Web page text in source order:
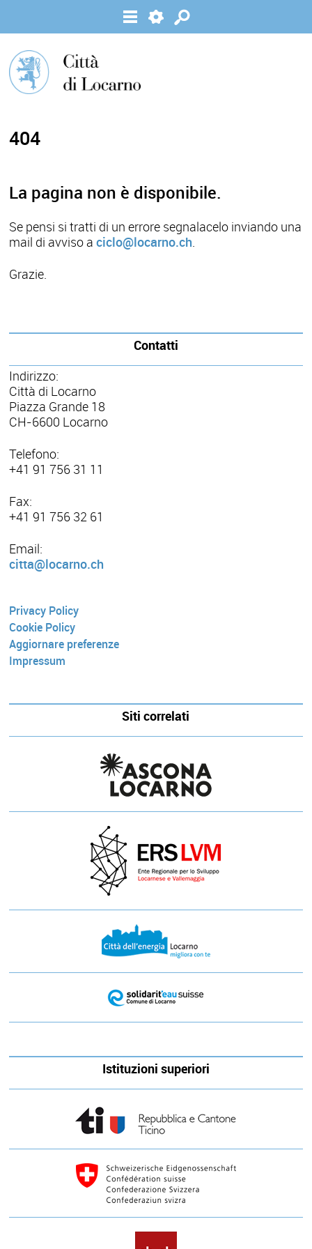
404
La pagina non è disponibile.
Se pensi si tratti di un errore segnalacelo inviando una
mail di avviso aciclo@locarno.ch.
Grazie.
Contatti
Indirizzo:
Città di Locarno
Piazza Grande 18
CH-6600 Locarno
Telefono:
+41 91 756 31 11
Fax:
+41 91 756 32 61
Email:
citta@locarno.ch
Privacy Policy
Cookie Policy
Aggiornare preferenze
Impressum
Siti correlati
Istituzioni superiori